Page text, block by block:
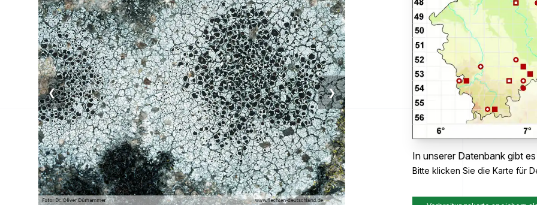
❮ ❯
In unserer Datenbank gibt
Bitte klicken Sie die Karte für